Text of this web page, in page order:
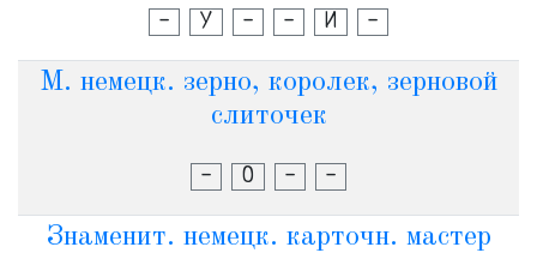
- У - - И -
М. немецк. зерно, королек, зерновой
слиточек
- О - -
Знаменит. немецк. карточн. мастер